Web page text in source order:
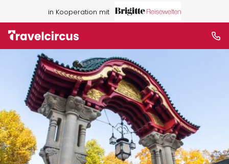
in Kooperation mit